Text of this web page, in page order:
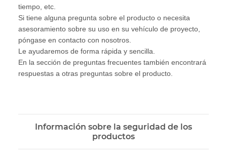
tiempo, etc.
Si tiene alguna pregunta sobre el producto o necesita
asesoramiento sobre su uso en su vehículo de proyecto,
póngase en contacto con nosotros.
Le ayudaremos de forma rápida y sencilla.
En la sección de preguntas frecuentes también encontrará
respuestas a otras preguntas sobre el producto.
Información sobre la seguridad de los
productos